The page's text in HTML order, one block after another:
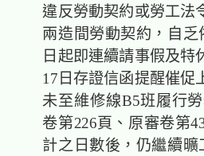
違反勞動契約或勞工法
兩造間勞動契約，自
日起即連續請事假及特
17日存證信函提醒催促
未至維修線B5班履行
卷第226頁、原審卷第
計之日數後，仍繼續曠